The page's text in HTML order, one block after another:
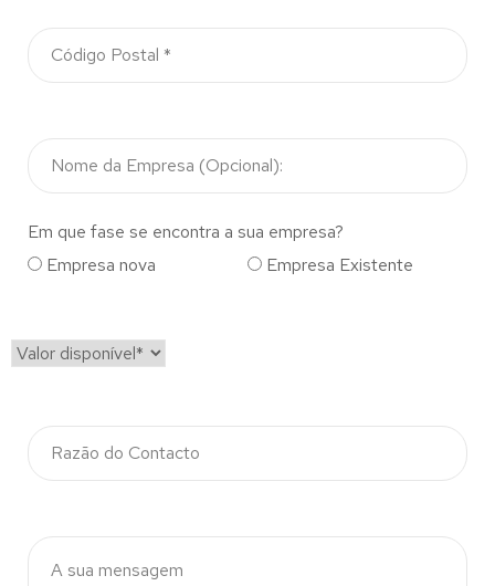
Em que fase se encontra a sua empresa?
Empresa nova
Empresa Existente